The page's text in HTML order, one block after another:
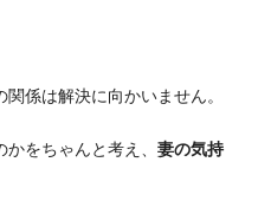
係は解決に向かいません。
をちゃんと考え、 妻の気持